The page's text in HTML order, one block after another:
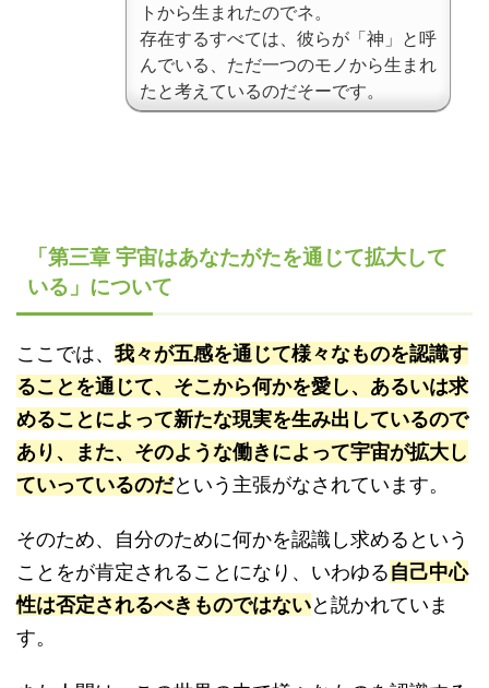
トから生まれたのでネ。
存在するすべては、彼らが「神」と呼
んでいる、ただ一つのモノから生まれ
たと考えているのだそーです。
「第三章 宇宙はあなたがたを通じて拡大して
いる」について
ここでは、 我々が五感を通じて様々なものを認識す
ることを通じて、そこから何かを愛し、あるいは求
めることによって新たな現実を生み出しているので
あり、また、そのような働きによって宇宙が拡大し
ていっているのだという主張がなされています。
そのため、自分のために何かを認識し求めるという
ことをが肯定されることになり、いわゆる自己中心
性は否定されるべきものではないと説かれていま
す。